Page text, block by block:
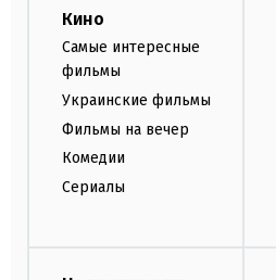
Кино
Самые интересные
фильмы
Украинские фильмы
Фильмы на вечер
Комедии
Сериалы